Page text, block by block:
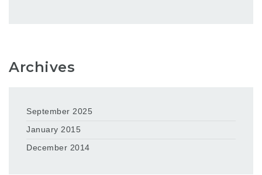
Archives
September 2025
January 2015
December 2014